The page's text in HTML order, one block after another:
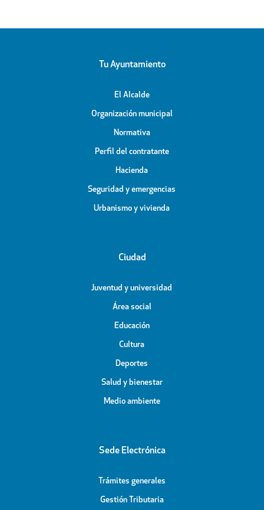
Tu Ayuntamiento
El Alcalde
Organización municipal
Normativa
Perfil del contratante
Hacienda
Seguridad y emergencias
Urbanismo y vivienda
Ciudad
Juventud y universidad
Área social
Educación
Cultura
Deportes
Salud y bienestar
Medio ambiente
Sede Electrónica
Trámites generales
Gestión Tributaria